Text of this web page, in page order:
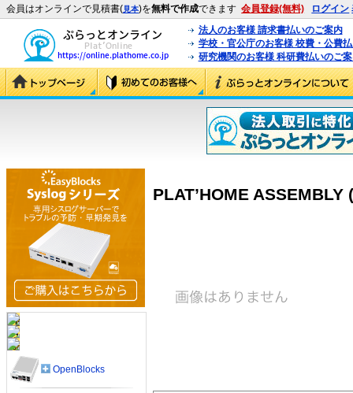
会員はオンラインで見積書(見本)を無料で作成できます 会員登録(無料) ログイン
法人のお客様 請求書払いのご案内
学校・官公庁のお客様 校費・公費
研究機関のお客様 科研費払いのご
PLAT’HOME
OpenBlocks